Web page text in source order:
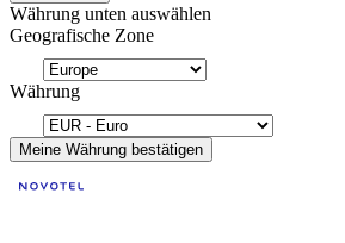
Währung unten auswählen
Geografische Zone
Währung
Meine Währung bestätigen